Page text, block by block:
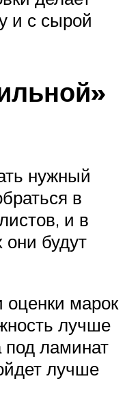
и с сырой
нужный
в
и в
они будут
марок
лучше
под ламинат
лучше